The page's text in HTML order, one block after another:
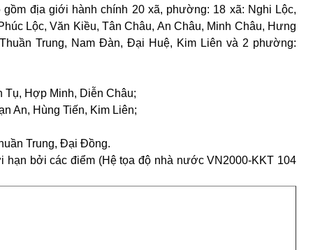
địa giới hành chính 20 xã, phường: 18 xã: Nghi Lộc,
Lộc, Văn Kiều, Tân Châu, An Châu, Minh Châu, Hưng
Trung, Nam Đàn, Đại Huệ, Kim Liên và 2 phường:
Tụ, Hợp Minh, Diễn Châu;
An, Hùng Tiến, Kim Liên;
Trung, Đại Đồng.
bởi các điểm (Hệ tọa độ nhà nước VN2000-KKT 104